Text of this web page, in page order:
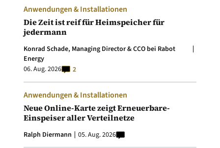
Anwendungen & Installationen
Die Zeit ist reif für Heimspeicher für
jedermann
Konrad Schade, Managing Director & CCO bei Rabot
Energy
06. Aug. 2026
2
Anwendungen & Installationen
Neue Online-Karte zeigt Erneuerbare-
Einspeiser aller Verteilnetze
Ralph Diermann 05. Aug. 2026